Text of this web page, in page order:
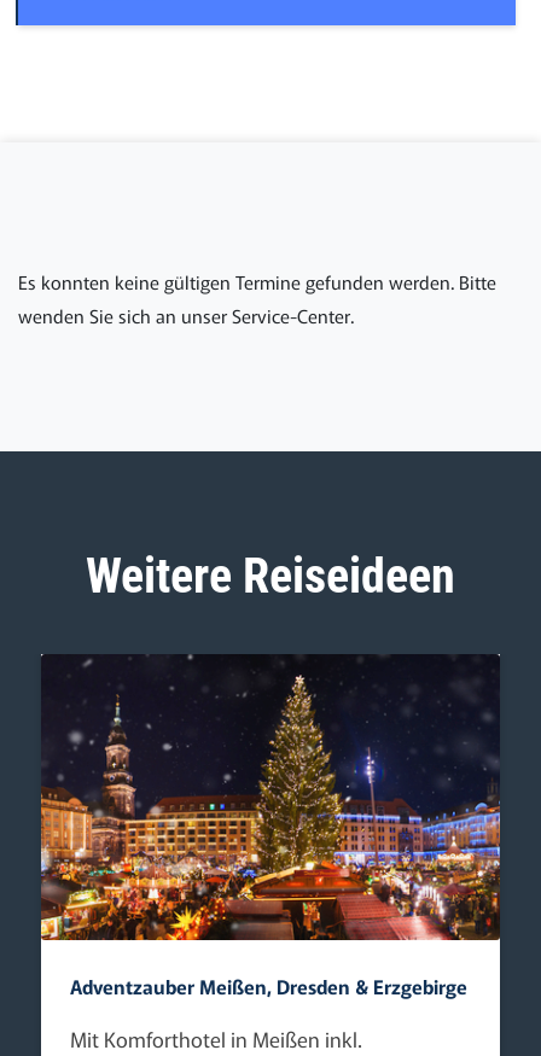
Es konnten keine gültigen Termine gefunden werden. Bitte
wenden Sie sich an unser Service-Center.
Weitere Reiseideen
Adventzauber Meißen, Dresden & Erzgebirge
Mit Komforthotel in Meißen inkl.